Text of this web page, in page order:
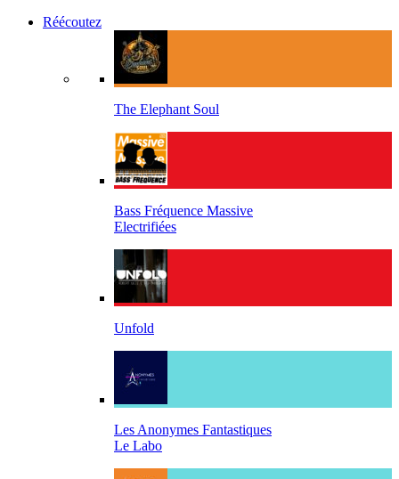
Réécoutez
The Elephant Soul
Bass Fréquence Massive
Electrifiées
Unfold
Les Anonymes Fantastiques
Le Labo